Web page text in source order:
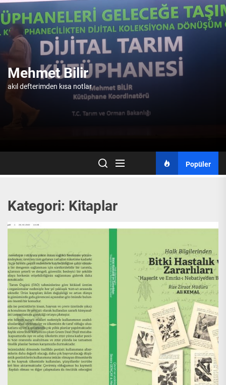
Skip
to
the
content
Mehmet Bilir
akıl defterimden kısa notlar
Popüler
Kategori: Kitaplar